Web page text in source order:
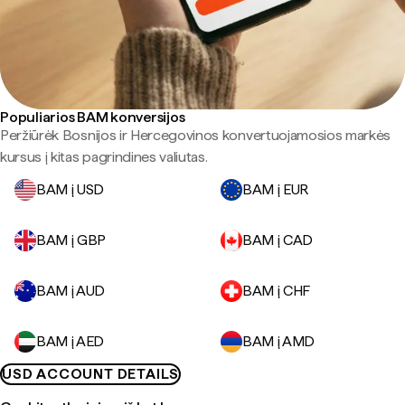
Populiarios BAM konversijos
Peržiūrėk Bosnijos ir Hercegovinos konvertuojamosios markės
kursus į kitas pagrindines valiutas.
BAM į USD
BAM į EUR
BAM į GBP BAM į CAD
BAM į AUD BAM į CHF
BAM į AED
BAM į AMD
USD ACCOUNT DETAILS